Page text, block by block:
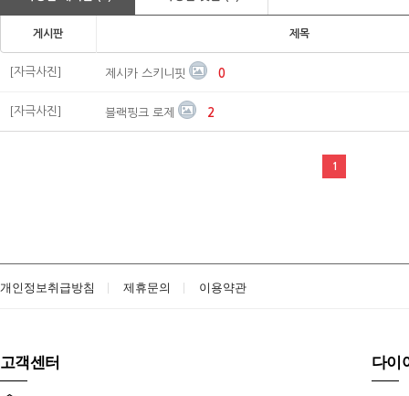
게시판 제목
[자극사진] 제시카 스키니핏 0
[자극사진] 블랙핑크 로제 2
1
개인정보취급방침 제휴문의 이용약관
고객센터 다이